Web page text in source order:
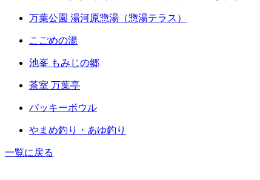
万葉公園 湯河原惣湯（惣湯テラス）
こごめの湯
池峯 もみじの郷
茶室 万葉亭
パッキーボウル
やまめ釣り・あゆ釣り
一覧に戻る